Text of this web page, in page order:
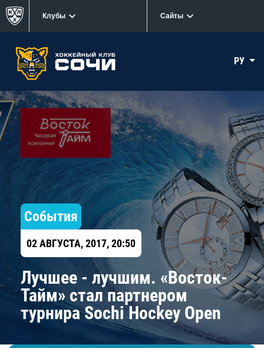
Клубы Сайты
РУ
События
02 АВГУСТА, 2017, 20:50
Лучшее - лучшим. «Восток-
Тайм» стал партнером
турнира Sochi Hockey Open